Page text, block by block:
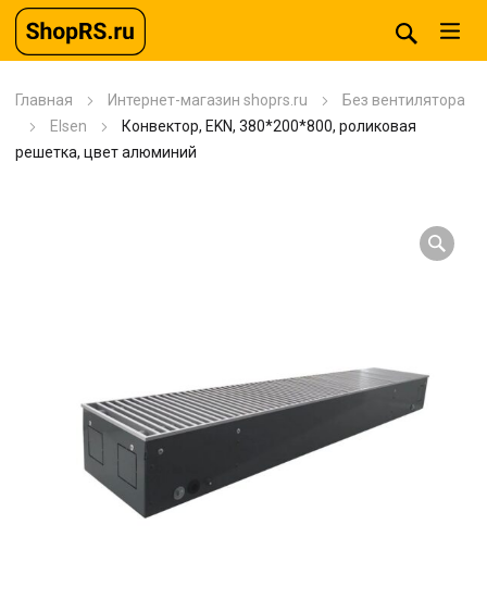
Главная Интернет-магазин shoprs.ru
Без вентилятора
Elsen
Конвектор, EKN, 380*200*800, роликовая
решетка, цвет алюминий